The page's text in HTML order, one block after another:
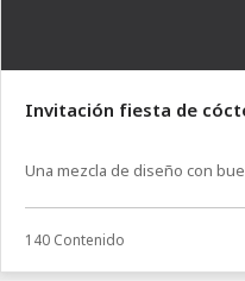
Invitación fiesta de
Una mezcla de diseño con
140 Contenido